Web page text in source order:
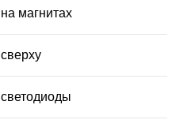
на магнитах
сверху
светодиоды